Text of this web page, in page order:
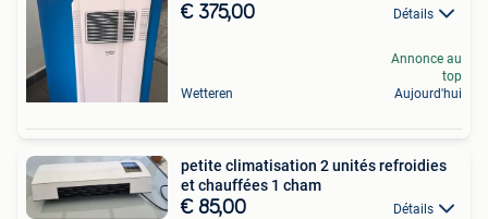
€ 375,00 Détails
Wetteren
Annonce au
top
Aujourd'hui
petite climatisation 2 unités refroidies
et chauffées 1 cham
€ 85,00 Détails